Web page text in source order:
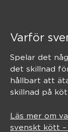
Varför
Spelar det
det skillnad
hållbart att
skillnad på
Läs mer om
svenskt kött –